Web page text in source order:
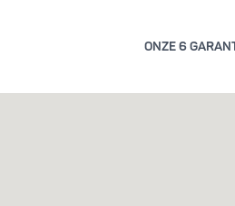
ONZE 6